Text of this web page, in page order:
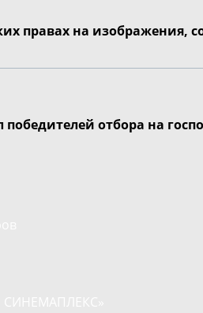
правах на изображения,
отбора на